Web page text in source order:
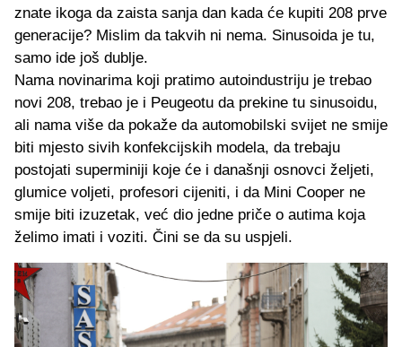
znate ikoga da zaista sanja dan kada će kupiti 208 prve
generacije? Mislim da takvih ni nema. Sinusoida je tu,
samo ide još dublje.
Nama novinarima koji pratimo autoindustriju je trebao
novi 208, trebao je i Peugeotu da prekine tu sinusoidu,
ali nama više da pokaže da automobilski svijet ne smije
biti mjesto sivih konfekcijskih modela, da trebaju
postojati superminiji koje će i današnji osnovci željeti,
glumice voljeti, profesori cijeniti, i da Mini Cooper ne
smije biti izuzetak, već dio jedne priče o autima koja
želimo imati i voziti. Čini se da su uspjeli.